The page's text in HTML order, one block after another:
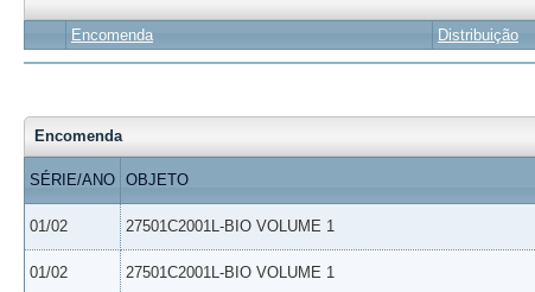
Encomenda Distribuição
Encomenda
SÉRIE/ANO OBJETO
01/02 27501C2001L-BIO VOLUME 1
01/02 27501C2001L-BIO VOLUME 1